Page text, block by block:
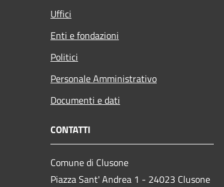
Uffici
Enti e fondazioni
Politici
Personale Amministrativo
Documenti e dati
CONTATTI
Comune di Clusone
Piazza Sant' Andrea 1 - 24023 Clusone